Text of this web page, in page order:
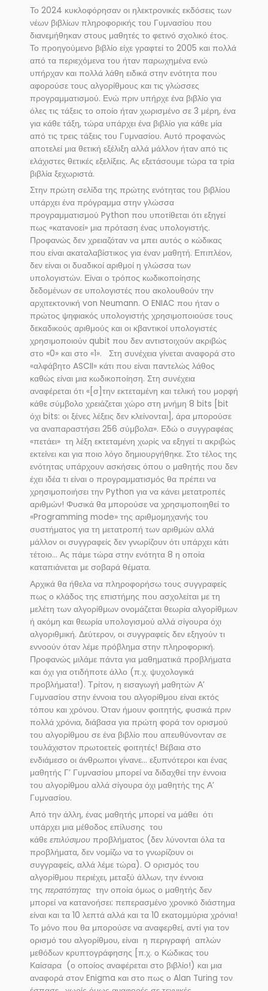
Το 2024 κυκλοφόρησαν οι ηλεκτρονικές εκδόσεις των
νέων βιβλίων πληροφορικής του Γυμνασίου που
διανεμήθηκαν στους μαθητές το φετινό σχολικό έτος.
Το προηγούμενο βιβλίο είχε γραφτεί το 2005 και πολλά
από τα περιεχόμενα του ήταν παρωχημένα ενώ
υπήρχαν και πολλά λάθη ειδικά στην ενότητα που
αφορούσε τους αλγορίθμους και τις γλώσσες
προγραμματισμού. Ενώ πριν υπήρχε ένα βιβλίο για
όλες τις τάξεις το οποίο ήταν χωρισμένο σε 3 μέρη, ένα
για κάθε τάξη, τώρα υπάρχει ένα βιβλίο για κάθε μία
από τις τρεις τάξεις του Γυμνασίου. Αυτό προφανώς
αποτελεί μια θετική εξέλιξη αλλά μάλλον ήταν από τις
ελάχιστες θετικές εξελίξεις. Ας εξετάσουμε τώρα τα τρία
βιβλία ξεχωριστά.
Στην πρώτη σελίδα της πρώτης ενότητας του βιβλίου
υπάρχει ένα πρόγραμμα στην γλώσσα
προγραμματισμού Python που υποτίθεται ότι εξηγεί
πως «κατανοεί» μια πρόταση ένας υπολογιστής.
Προφανώς δεν χρειαζόταν να μπει αυτός ο κώδικας
που είναι ακαταλαβίστικος για έναν μαθητή. Επιπλέον,
δεν είναι οι δυαδικοί αριθμοί η γλώσσα των
υπολογιστών. Είναι ο τρόπος κωδικοποίησης
δεδομένων σε υπολογιστές που ακολουθούν την
αρχιτεκτονική von Neumann. Ο ENIAC που ήταν ο
πρώτος ψηφιακός υπολογιστής χρησιμοποιούσε τους
δεκαδικούς αριθμούς και οι κβαντικοί υπολογιστές
χρησιμοποιούν qubit που δεν αντιστοιχούν ακριβώς
στο «0» και στο «1». Στη συνέχεια γίνεται αναφορά στο
«αλφάβητο ASCII» κάτι που είναι παντελώς λάθος
καθώς είναι μια κωδικοποίηση. Στη συνέχεια
αναφέρεται ότι «[σ]την εκτεταμένη και τελική του μορφή
κάθε σύμβολο χρειάζεται χώρο στη μνήμη 8 bits [bit
όχι bits: οι ξένες λέξεις δεν κλείνονται], άρα μπορούσε
να αναπαραστήσει 256 σύμβολα». Εδώ ο συγγραφέας
«πετάει» τη λέξη εκτεταμένη χωρίς να εξηγεί τι ακριβώς
εκτείνει και για ποιο λόγο δημιουργήθηκε. Στο τέλος της
ενότητας υπάρχουν ασκήσεις όπου ο μαθητής που δεν
έχει ιδέα τι είναι ο προγραμματισμός θα πρέπει να
χρησιμοποιήσει την Python για να κάνει μετατροπές
αριθμών! Φυσικά θα μπορούσε να χρησιμοποιηθεί το
«Programming mode» της αριθμομηχανής του
συστήματος για τη μετατροπή των αριθμών αλλά
μάλλον οι συγγραφείς δεν γνωρίζουν ότι υπάρχει κάτι
τέτοιο… Ας πάμε τώρα στην ενότητα 8 η οποία
καταπιάνεται με σοβαρά θέματα.
Αρχικά θα ήθελα να πληροφορήσω τους συγγραφείς
πως ο κλάδος της επιστήμης που ασχολείται με τη
μελέτη των αλγορίθμων ονομάζεται θεωρία αλγορίθμων
ή ακόμη και θεωρία υπολογισμού αλλά σίγουρα όχι
αλγοριθμική. Δεύτερον, οι συγγραφείς δεν εξηγούν τι
εννοούν όταν λέμε πρόβλημα στην πληροφορική.
Προφανώς μιλάμε πάντα για μαθηματικά προβλήματα
και όχι για οτιδήποτε άλλο (π.χ. ψυχολογικά
προβλήματα!). Τρίτον, η εισαγωγή μαθητών Α’
Γυμνασίου στην έννοια του αλγορίθμου είναι εκτός
τόπου και χρόνου. Όταν ήμουν φοιτητής, φυσικά πριν
πολλά χρόνια, διάβασα για πρώτη φορά τον ορισμού
του αλγορίθμου σε ένα βιβλίο που απευθύνονταν σε
τουλάχιστον πρωτοετείς φοιτητές! Βέβαια στο
ενδιάμεσο οι άνθρωποι γίνανε… εξυπνότεροι και ένας
μαθητής Γ’ Γυμνασίου μπορεί να διδαχθεί την έννοια
του αλγορίθμου αλλά σίγουρα όχι μαθητής της Α’
Γυμνασίου.
Από την άλλη, ένας μαθητής μπορεί να μάθει ότι
υπάρχει μια μέθοδος επίλυσης του
κάθε επιλύσιμου προβλήματος (δεν λύνονται όλα τα
προβλήματα, δεν νομίζω να το γνωρίζουν οι
συγγραφείς, αλλά λέμε τώρα). Ο ορισμός του
αλγορίθμου περιέχει, μεταξύ άλλων, την έννοια
της περατότητας την οποία όμως ο μαθητής δεν
μπορεί να κατανοήσει: πεπερασμένο χρονικό διάστημα
είναι και τα 10 λεπτά αλλά και τα 10 εκατομμύρια χρόνια!
Το μόνο που θα μπορούσε να αναφερθεί, αντί για τον
ορισμό του αλγορίθμου, είναι η περιγραφή απλών
μεθόδων κρυπτογράφησης [π.χ. ο Κώδικας του
Καίσαρα (ο οποίος αναφέρεται στο βιβλίο!) και μια
αναφορά στον Enigma και στο πως ο Alan Turing τον